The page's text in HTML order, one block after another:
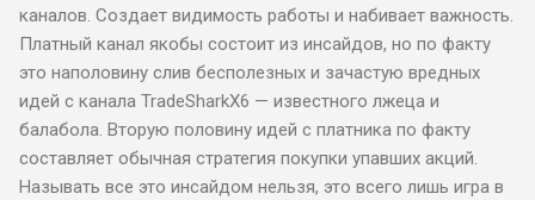
каналов. Создает видимость работы и набивает важность.
Платный канал якобы состоит из инсайдов, но по факту
это наполовину слив бесполезных и зачастую вредных
идей с канала TradeSharkX6 — известного лжеца и
балабола. Вторую половину идей с платника по факту
составляет обычная стратегия покупки упавших акций.
Называть все это инсайдом нельзя, это всего лишь игра в